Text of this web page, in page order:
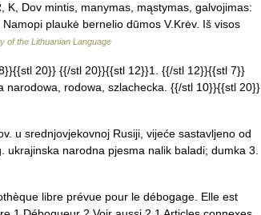
Dov mintis, manymas, mąstymas, galvojimas:
plaukė bernelio dūmos V.Krėv. Iš visos
of the Lithuanian Language
20}} {{/stl 20}}{{stl 12}}1. {{/stl 12}}{{stl 7}}
narodowa, rodowa, szlachecka. {{/stl 10}}{{stl 20}}
u srednjovjekovnoj Rusiji, vijeće sastavljeno od
narodna pjesma nalik baladi; dumka 3.
libre prévue pour le débogage. Elle est